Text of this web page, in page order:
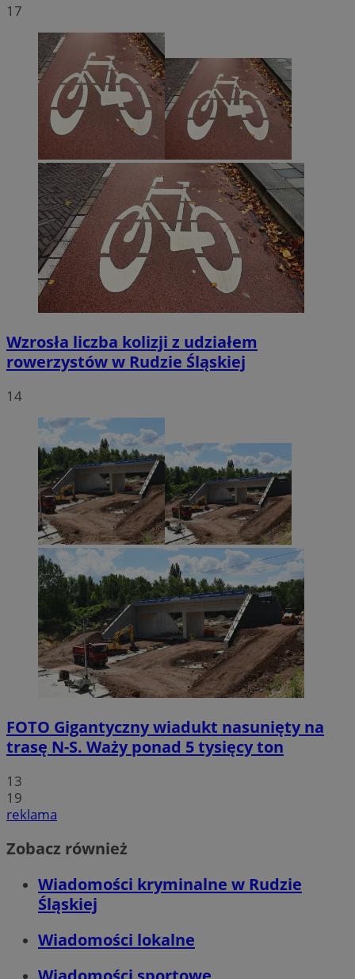
17
Wzrosła liczba kolizji z udziałem
rowerzystów w Rudzie Śląskiej
14
FOTO Gigantyczny wiadukt nasunięty na
trasę N-S. Waży ponad 5 tysięcy ton
13
19
reklama
Zobacz również
Wiadomości kryminalne w Rudzie
Śląskiej
Wiadomości lokalne